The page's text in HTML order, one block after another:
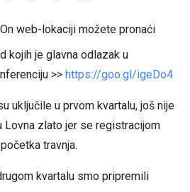
On web-lokaciji možete pronaći
kojih je glavna odlazak u
>> https://goo.gl/igeDo4
uključile u prvom kvartalu, još nije
Lovna zlato jer se registracijom
travnja.
kvartalu smo pripremili